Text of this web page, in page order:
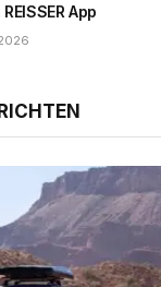
App